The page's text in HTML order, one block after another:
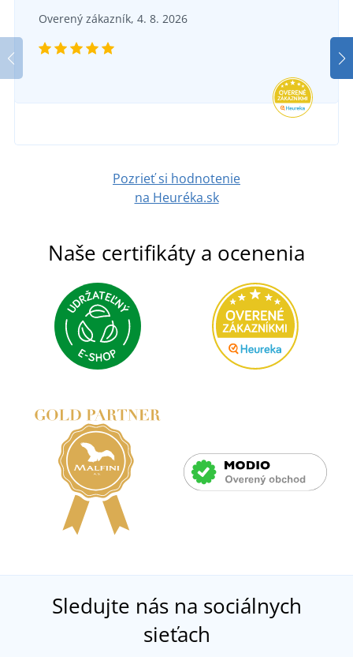
Overený zákazník, 4. 8. 2026
Pozrieť si hodnotenie
na Heuréka.sk
Naše certifikáty a ocenenia
Sledujte nás na sociálnych
sieťach